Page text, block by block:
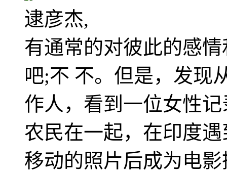
逮彦杰,
有通常的对彼此的感
吧;不 不。但是，发现
作人，看到一位女性
农民在一起，在印度
移动的照片后成为电